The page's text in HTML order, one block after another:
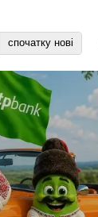
спочатку нові